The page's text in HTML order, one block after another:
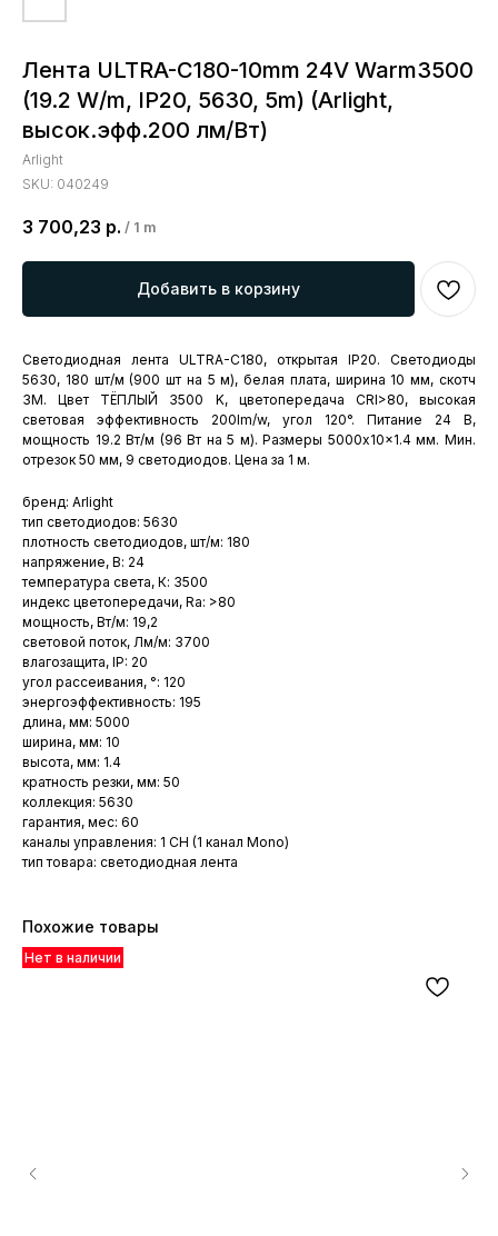
Лента ULTRA-C180-10mm 24V Warm3500
(19.2 W/m, IP20, 5630, 5m) (Arlight,
высок.эфф.200 лм/Вт)
Arlight
SKU: 040249
3 700,23 р. / 1 m
Добавить в корзину
Светодиодная лента ULTRA-C180, открытая IP20. Светодиоды
5630, 180 шт/м (900 шт на 5 м), белая плата, ширина 10 мм, скотч
3M. Цвет ТЁПЛЫЙ 3500 K, цветопередача CRI>80, высокая
световая эффективность 200lm/w, угол 120°. Питание 24 В,
мощность 19.2 Вт/м (96 Вт на 5 м). Размеры 5000x10x1.4 мм. Мин.
отрезок 50 мм, 9 светодиодов. Цена за 1 м.
бренд: Arlight
тип светодиодов: 5630
плотность светодиодов, шт/м: 180
напряжение, В: 24
температура света, К: 3500
индекс цветопередачи, Ra: >80
мощность, Вт/м: 19,2
световой поток, Лм/м: 3700
влагозащита, IP: 20
угол рассеивания, °: 120
энергоэффективность: 195
длина, мм: 5000
ширина, мм: 10
высота, мм: 1.4
кратность резки, мм: 50
коллекция: 5630
гарантия, мес: 60
каналы управления: 1 CH (1 канал Mono)
тип товара: светодиодная лента
Похожие товары